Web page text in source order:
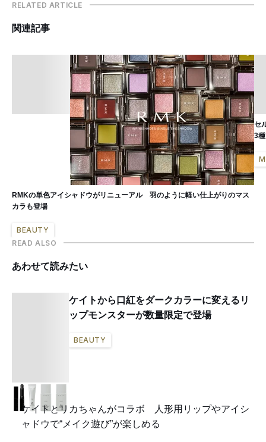
RELATED ARTICLE
関連記事
RMKの単色アイシャドウがリニューアル 羽のように軽い仕上がりのマス
カラも登場
BEAUTY
セ
3
READ ALSO
あわせて読みたい
ケイトから口紅をダークカラーに変えるリ
ップモンスターが数量限定で登場
BEAUTY
ケイトとリカちゃんがコラボ 人形用リップやアイシ
ャドウで“メイク遊び”が楽しめる